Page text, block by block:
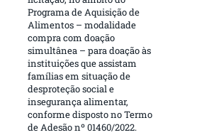
Programa de Aquisição de
Alimentos – modalidade
compra com doação
simultânea – para doação às
instituições que assistam
famílias em situação de
desproteção social e
insegurança alimentar,
conforme disposto no Termo
de Adesão nº 01460/2022.